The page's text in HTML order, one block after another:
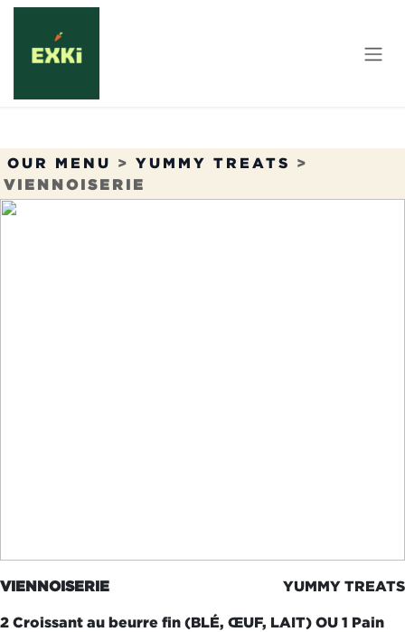
Skip to Content
OUR MENU > YUMMY TREATS >
VIENNOISERIE
VIENNOISERIE YUMMY TREATS
2 Croissant au beurre fin (BLÉ, ŒUF, LAIT) OU 1 Pain